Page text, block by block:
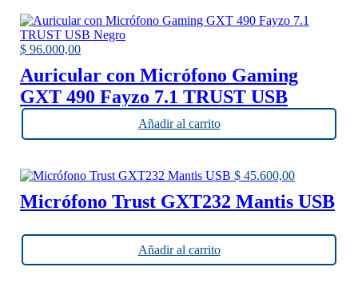
$ 96.000,00
Auricular con Micrófono Gaming
GXT 490 Fayzo 7.1 TRUST USB
Negro
Añadir al carrito
$ 45.600,00
Micrófono Trust GXT232 Mantis USB
Añadir al carrito